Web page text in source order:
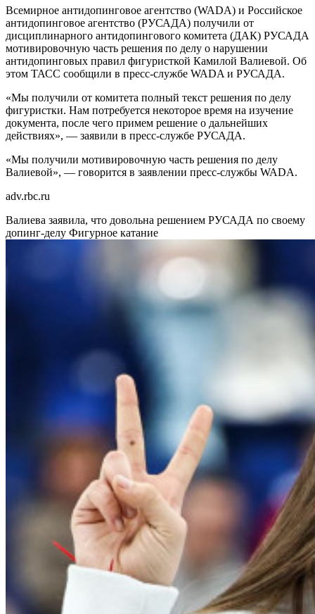
Всемирное антидопинговое агентство (WADA) и Российское
антидопинговое агентство (РУСАДА) получили от
дисциплинарного антидопингового комитета (ДАК) РУСАДА
мотивировочную часть решения по делу о нарушении
антидопинговых правил фигуристкой Камилой Валиевой. Об
этом ТАСС сообщили в пресс-службе WADA и РУСАДА.
«Мы получили от комитета полный текст решения по делу
фигуристки. Нам потребуется некоторое время на изучение
документа, после чего примем решение о дальнейших
действиях», — заявили в пресс-службе РУСАДА.
«Мы получили мотивировочную часть решения по делу
Валиевой», — говорится в заявлении пресс-службы WADA.
adv.rbc.ru
Валиева заявила, что довольна решением РУСАДА по своему
допинг-делу Фигурное катание